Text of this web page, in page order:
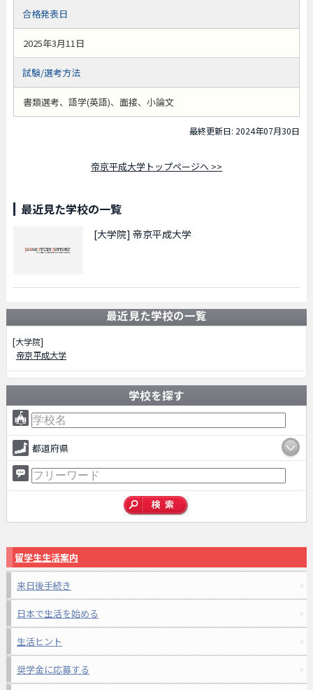
合格発表日
2025年3月11日
試験/選考方法
書類選考、語学(英語)、面接、小論文
最終更新日: 2024年07月30日
帝京平成大学トップページへ >>
最近見た学校の一覧
[大学院] 帝京平成大学
最近見た学校の一覧
[大学院]
帝京平成大学
学校を探す
都道府県
留学生生活案内
来日後手続き
日本で生活を始める
生活ヒント
奨学金に応募する